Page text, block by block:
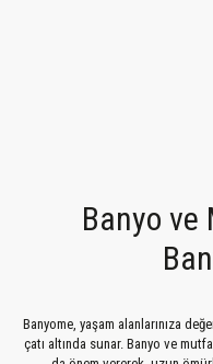
Banyo
Banyome, yaşam alanlarınıza
çatı altında sunar. Banyo ve